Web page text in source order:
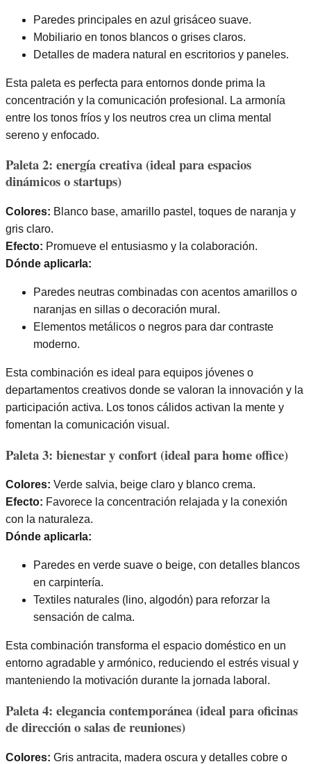
Paredes principales en azul grisáceo suave.
Mobiliario en tonos blancos o grises claros.
Detalles de madera natural en escritorios y paneles.
Esta paleta es perfecta para entornos donde prima la
concentración y la comunicación profesional. La armonía
entre los tonos fríos y los neutros crea un clima mental
sereno y enfocado.
Paleta 2: energía creativa (ideal para espacios
dinámicos o startups)
Colores: Blanco base, amarillo pastel, toques de naranja y
gris claro.
Efecto: Promueve el entusiasmo y la colaboración.
Dónde aplicarla:
Paredes neutras combinadas con acentos amarillos o
naranjas en sillas o decoración mural.
Elementos metálicos o negros para dar contraste
moderno.
Esta combinación es ideal para equipos jóvenes o
departamentos creativos donde se valoran la innovación y la
participación activa. Los tonos cálidos activan la mente y
fomentan la comunicación visual.
Paleta 3: bienestar y confort (ideal para home office)
Colores: Verde salvia, beige claro y blanco crema.
Efecto: Favorece la concentración relajada y la conexión
con la naturaleza.
Dónde aplicarla:
Paredes en verde suave o beige, con detalles blancos
en carpintería.
Textiles naturales (lino, algodón) para reforzar la
sensación de calma.
Esta combinación transforma el espacio doméstico en un
entorno agradable y armónico, reduciendo el estrés visual y
manteniendo la motivación durante la jornada laboral.
Paleta 4: elegancia contemporánea (ideal para oficinas
de dirección o salas de reuniones)
Colores: Gris antracita, madera oscura y detalles cobre o